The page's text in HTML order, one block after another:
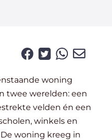
woning
twee werelden: een
velden én een
winkels en